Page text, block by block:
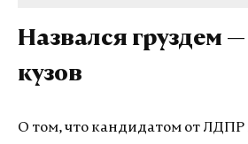
Назвался груздем
кузов
О том, что кандидатом от ЛДПР